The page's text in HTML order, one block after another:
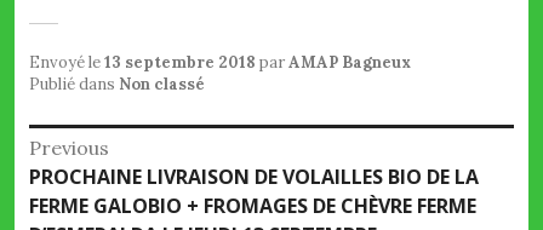
Envoyé le13 septembre 2018 parAMAP Bagneux
Publié dans Non classé
Navigation
de
Previous
Previous
post:
PROCHAINE LIVRAISON DE VOLAILLES BIO DE LA
FERME GALOBIO + FROMAGES DE CHÈVRE FERME